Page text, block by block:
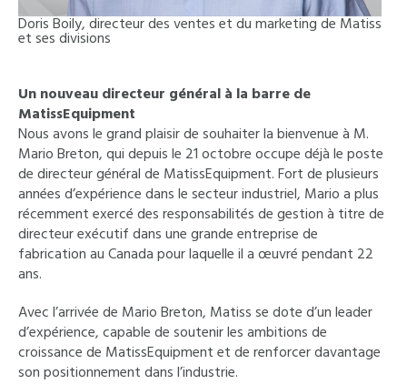
Doris Boily, directeur des ventes et du marketing de Matiss
et ses divisions
Un nouveau directeur général à la barre de
MatissEquipment
Nous avons le grand plaisir de souhaiter la bienvenue à M.
Mario Breton, qui depuis le 21 octobre occupe déjà le poste
de directeur général de MatissEquipment. Fort de plusieurs
années d’expérience dans le secteur industriel, Mario a plus
récemment exercé des responsabilités de gestion à titre de
directeur exécutif dans une grande entreprise de
fabrication au Canada pour laquelle il a œuvré pendant 22
ans.
Avec l’arrivée de Mario Breton, Matiss se dote d’un leader
d’expérience, capable de soutenir les ambitions de
croissance de MatissEquipment et de renforcer davantage
son positionnement dans l’industrie.